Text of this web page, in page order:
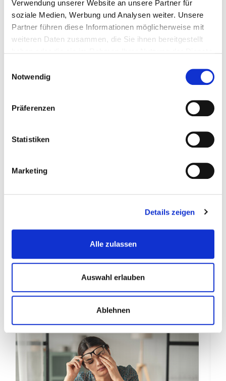
Verwendung unserer Website an unsere Partner für
soziale Medien, Werbung und Analysen weiter. Unsere
Partner führen diese Informationen möglicherweise mit
weiteren Daten zusammen, die Sie ihnen bereitgestellt
Notwendig
Präferenzen
Statistiken
Marketing
Details zeigen
Alle zulassen
Auswahl erlauben
Ablehnen
@psychologin_nesibe
Nesibe Kahraman ist psychologische
Sachbücher. Sie setzt sich besonders für mentale
Ähnliche Beiträge